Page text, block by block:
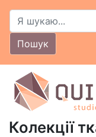
Пошук
Колекції